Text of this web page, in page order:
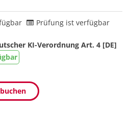
Prüfung ist verfügbar
KI-Verordnung Art. 4 [DE]